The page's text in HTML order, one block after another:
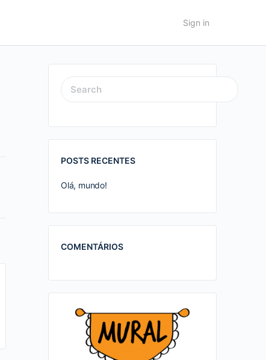
Sign in
SEARCH
FOR:
POSTS RECENTES
Olá, mundo!
COMENTÁRIOS